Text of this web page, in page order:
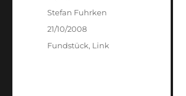
Author
Stefan Fuhrken
Posted
21/10/2008
Categories
Fundstück, Link